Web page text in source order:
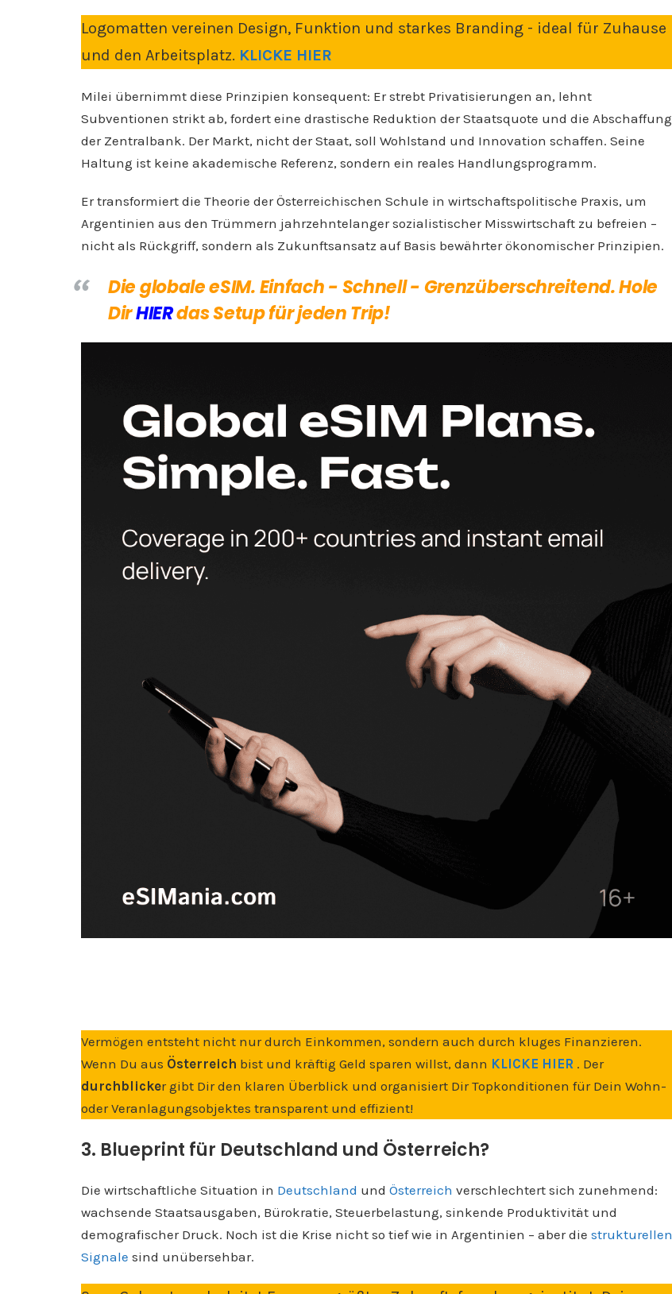
Logomatten vereinen Design, Funktion und starkes Branding - ideal für Zuhause
und den Arbeitsplatz. KLICKE HIER
Milei übernimmt diese Prinzipien konsequent: Er strebt Privatisierungen an, lehnt
Subventionen strikt ab, fordert eine drastische Reduktion der Staatsquote und die Abschaffung
der Zentralbank. Der Markt, nicht der Staat, soll Wohlstand und Innovation schaffen. Seine
Haltung ist keine akademische Referenz, sondern ein reales Handlungsprogramm.
Er transformiert die Theorie der Österreichischen Schule in wirtschaftspolitische Praxis, um
Argentinien aus den Trümmern jahrzehntelanger sozialistischer Misswirtschaft zu befreien –
nicht als Rückgriff, sondern als Zukunftsansatz auf Basis bewährter ökonomischer Prinzipien.
Die globale eSIM. Einfach - Schnell - Grenzüberschreitend. Hole
DirHIERdas Setup für jeden Trip!
Vermögen entsteht nicht nur durch Einkommen, sondern auch durch kluges Finanzieren.
Wenn Du aus Österreich bist und kräftig Geld sparen willst, dann KLICKE HIER . Der
durchblicker gibt Dir den klaren Überblick und organisiert Dir Topkonditionen für Dein Wohn-
oder Veranlagungsobjektes transparent und effizient!
3. Blueprint für Deutschland und Österreich?
Die wirtschaftliche Situation in Deutschland und Österreich verschlechtert sich zunehmend:
wachsende Staatsausgaben, Bürokratie, Steuerbelastung, sinkende Produktivität und
demografischer Druck. Noch ist die Krise nicht so tief wie in Argentinien – aber die strukturellen
Signale sind unübersehbar.